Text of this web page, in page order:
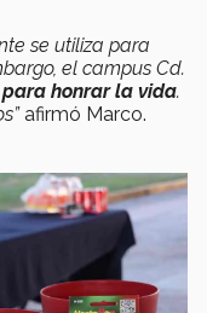
se utiliza para
el campus Cd.
honrar la vida.
afirmó Marco.